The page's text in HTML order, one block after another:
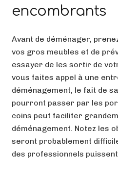
encombrants
Avant de déménager,
vos gros meubles et de
essayer de les sortir de
vous faites appel à une
déménagement, le fait de
pourront passer par les
coins peut faciliter
déménagement. Notez les
seront probablement
des professionnels puissent